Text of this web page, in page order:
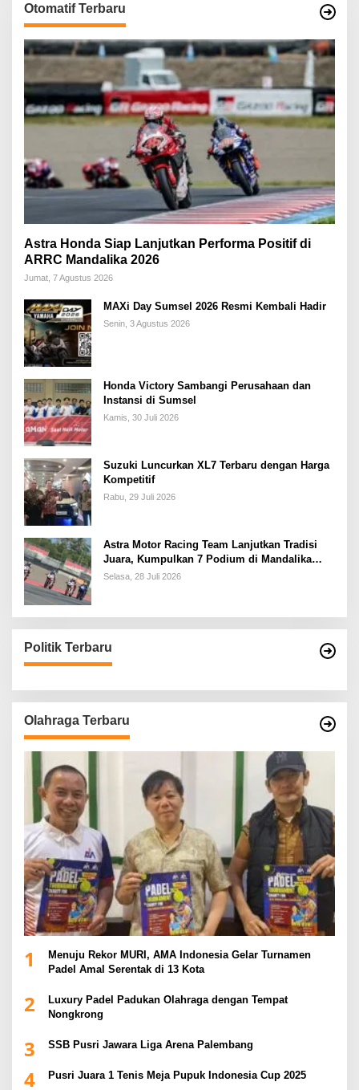
Otomatif Terbaru
Astra Honda Siap Lanjutkan Performa Positif di
ARRC Mandalika 2026
Jumat, 7 Agustus 2026
MAXi Day Sumsel 2026 Resmi Kembali Hadir
Senin, 3 Agustus 2026
Honda Victory Sambangi Perusahaan dan
Instansi di Sumsel
Kamis, 30 Juli 2026
Suzuki Luncurkan XL7 Terbaru dengan Harga
Kompetitif
Rabu, 29 Juli 2026
Astra Motor Racing Team Lanjutkan Tradisi
Juara, Kumpulkan 7 Podium di Mandalika
Racing Series Putaran ke 3
Selasa, 28 Juli 2026
Politik Terbaru
Olahraga Terbaru
1
Menuju Rekor MURI, AMA Indonesia Gelar Turnamen
Padel Amal Serentak di 13 Kota
2
Luxury Padel Padukan Olahraga dengan Tempat
Nongkrong
3 SSB Pusri Jawara Liga Arena Palembang
4 Pusri Juara 1 Tenis Meja Pupuk Indonesia Cup 2025